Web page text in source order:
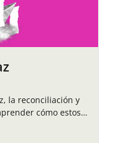
la reconciliación y
cómo estos